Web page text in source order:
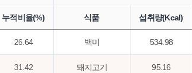
누적비율(%) 식품 섭취량(Kcal)
26.64 백미 534.98
31.42 돼지고기 95.16